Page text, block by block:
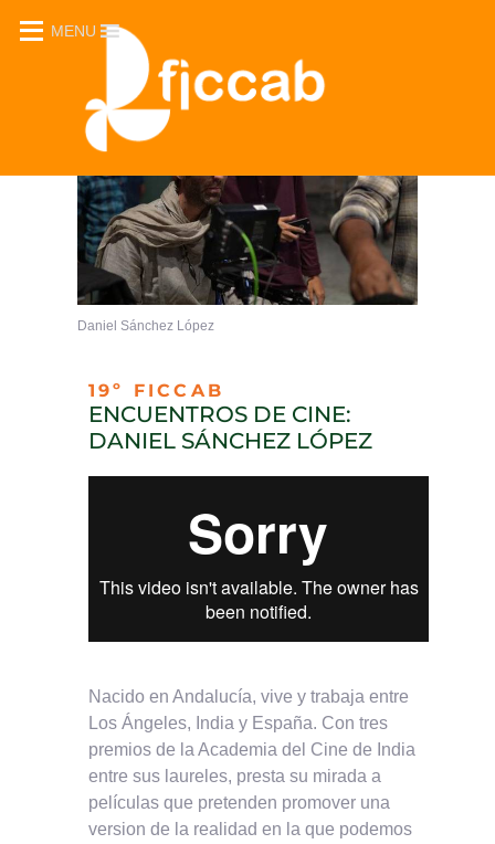
MENU
Daniel Sánchez López
19º FICCAB
ENCUENTROS DE CINE:
DANIEL SÁNCHEZ LÓPEZ
Nacido en Andalucía, vive y trabaja entre
Los Ángeles, India y España. Con tres
premios de la Academia del Cine de India
entre sus laureles, presta su mirada a
películas que pretenden promover una
version de la realidad en la que podemos